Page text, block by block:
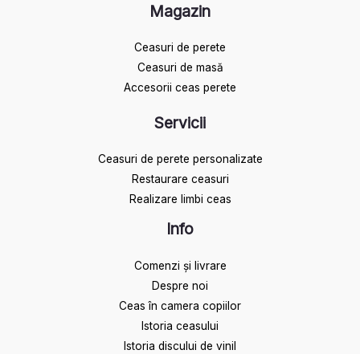
Magazin
Ceasuri de perete
Ceasuri de masă
Accesorii ceas perete
Servicii
Ceasuri de perete personalizate
Restaurare ceasuri
Realizare limbi ceas
Info
Comenzi și livrare
Despre noi
Ceas în camera copiilor
Istoria ceasului​
Istoria discului de vinil